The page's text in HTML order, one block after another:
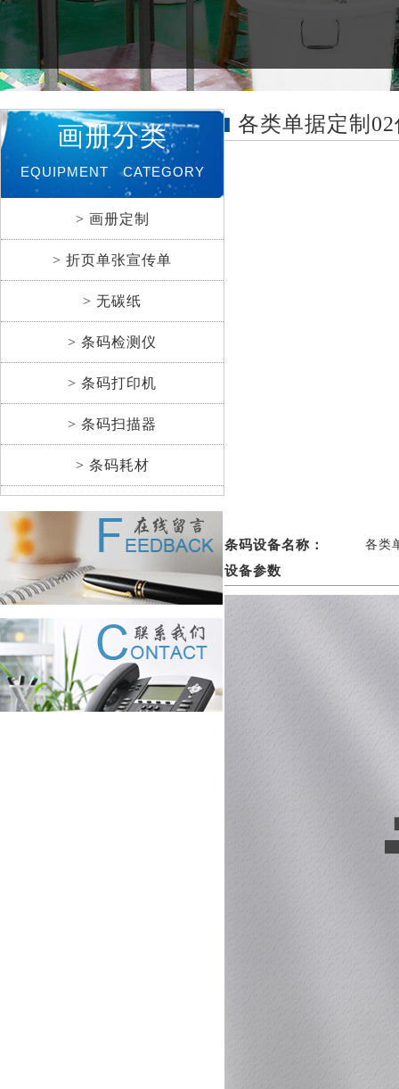
画册分类
EQUIPMENT CATEGORY
> 画册定制
> 折页单张宣传单
> 无碳纸
> 条码检测仪
> 条码打印机
> 条码扫描器
> 条码耗材
各类单据定制
条码设备名称： 各类
设备参数